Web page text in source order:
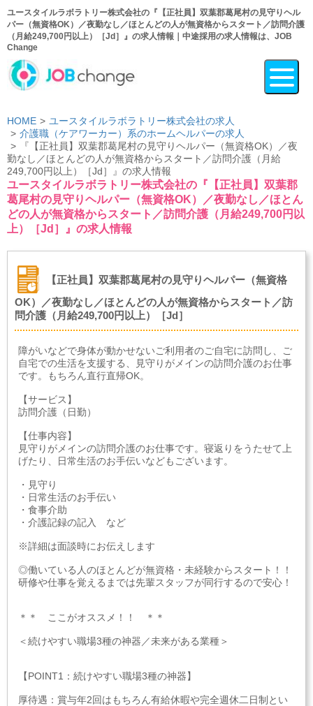
ユースタイルラボラトリー株式会社の『【正社員】双葉郡葛尾村の見守りヘル
パー（無資格OK）／夜勤なし／ほとんどの人が無資格からスタート／訪問介護
（月給249,700円以上）［Jd］』の求人情報｜中途採用の求人情報は、JOB
Change
HOME
ユースタイルラボラトリー株式会社の求人
介護職（ケアワーカー）系のホームヘルパーの求人
『【正社員】双葉郡葛尾村の見守りヘルパー（無資格OK）／夜
勤なし／ほとんどの人が無資格からスタート／訪問介護（月給
249,700円以上）［Jd］』の求人情報
ユースタイルラボラトリー株式会社の『【正社員】双葉郡
葛尾村の見守りヘルパー（無資格OK）／夜勤なし／ほとん
どの人が無資格からスタート／訪問介護（月給249,700円以
上）［Jd］』の求人情報
【正社員】双葉郡葛尾村の見守りヘルパー（無資格
OK）／夜勤なし／ほとんどの人が無資格からスタート／訪
問介護（月給249,700円以上）［Jd］
障がいなどで身体が動かせないご利用者のご自宅に訪問し、ご
自宅での生活を支援する、見守りがメインの訪問介護のお仕事
です。もちろん直行直帰OK。
【サービス】
訪問介護（日勤）
【仕事内容】
見守りがメインの訪問介護のお仕事です。寝返りをうたせて上
げたり、日常生活のお手伝いなどもございます。
・見守り
・日常生活のお手伝い
・食事介助
・介護記録の記入 など
※詳細は面談時にお伝えします
◎働いている人のほとんどが無資格・未経験からスタート！！
研修や仕事を覚えるまでは先輩スタッフが同行するので安心！
＊＊ ここがオススメ！！ ＊＊
＜続けやすい職場3種の神器／未来がある業種＞
【POINT1：続けやすい職場3種の神器】
厚待遇：賞与年2回はもちろん有給休暇や完全週休二日制とい